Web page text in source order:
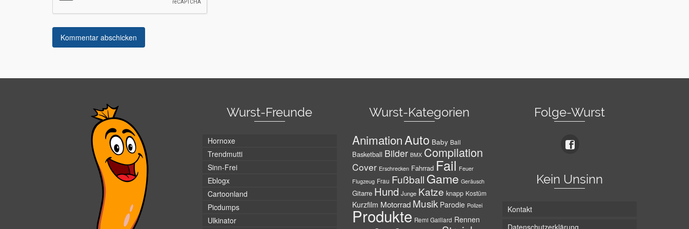
Wurst-Freunde
Hornoxe
Trendmutti
Sinn-Frei
Eblogx
Cartoonland
Picdumps
Ulkinator
Wurst-Kategorien
AnimationAuto Baby Ball
Basketball Bilder BMX Compilation
Cover Erschrecken Fahrrad Fail Feuer
Flugzeug Frau Fußball Game Geräusch
Gitarre Hund Junge Katze knapp Kostüm
Kurzfilm Motorrad Musik Parodie Polizei
Produkte Remi Gaillard Rennen
Folge-Wurst
Kein Unsinn
Kontakt